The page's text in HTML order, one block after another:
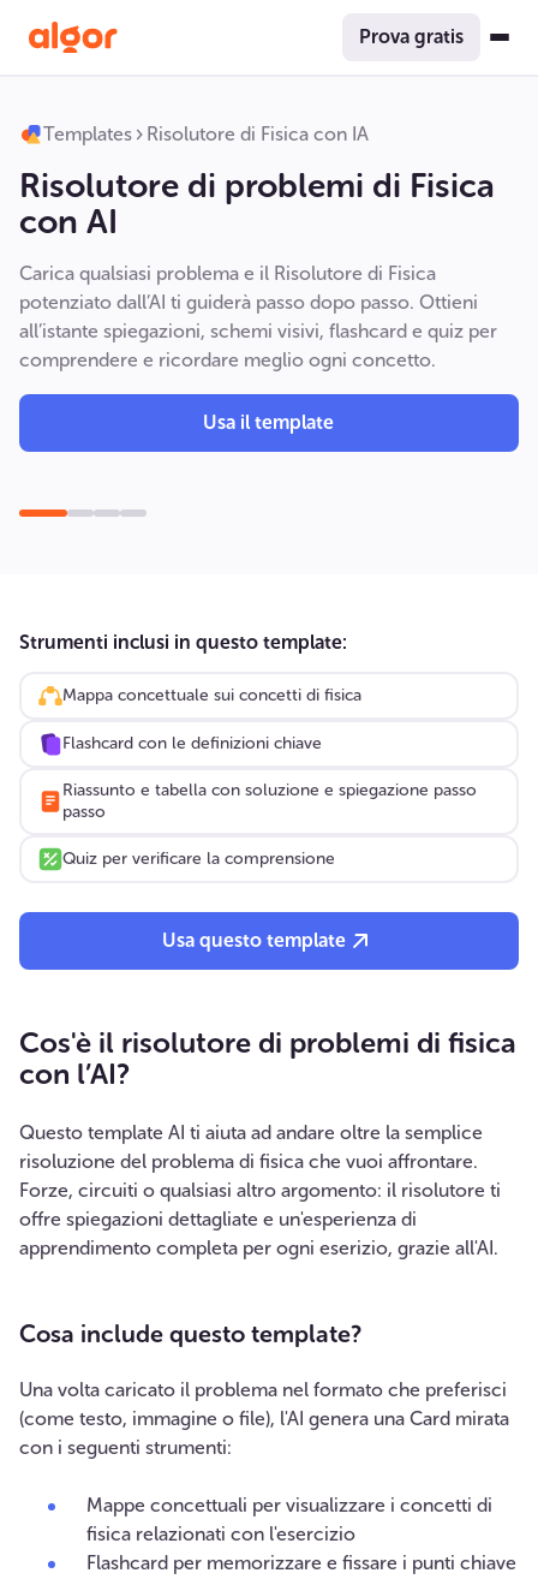
Prova gratis
Templates Risolutore di Fisica con IA
Risolutore di problemi di Fisica
con AI
Carica qualsiasi problema e il Risolutore di Fisica
potenziato dall’AI ti guiderà passo dopo passo. Ottieni
all’istante spiegazioni, schemi visivi, flashcard e quiz per
comprendere e ricordare meglio ogni concetto.
Usa il template
Cos'è il risolutore di problemi di fisica
con l’AI?
Questo template AI ti aiuta ad andare oltre la semplice
risoluzione del problema di fisica che vuoi affrontare.
Forze, circuiti o qualsiasi altro argomento: il risolutore ti
offre spiegazioni dettagliate e un'esperienza di
apprendimento completa per ogni eserizio, grazie all'AI.
Cosa include questo template?
Una volta caricato il problema nel formato che preferisci
(come testo, immagine o file), l'AI genera una Card mirata
con i seguenti strumenti:
Mappe concettuali per visualizzare i concetti di
fisica relazionati con l'esercizio
Flashcard per memorizzare e fissare i punti chiave
Strumenti inclusi in questo template:
Mappa concettuale sui concetti di fisica
Flashcard con le definizioni chiave
Riassunto e tabella con soluzione e spiegazione passo
passo
Quiz per verificare la comprensione
Usa questo template